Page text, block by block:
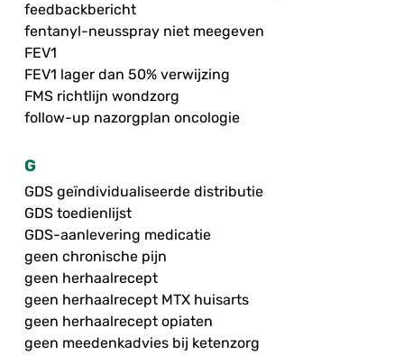
feedbackbericht
fentanyl-neusspray niet meegeven
FEV1
FEV1 lager dan 50% verwijzing
FMS richtlijn wondzorg
follow-up nazorgplan oncologie
G
GDS geïndividualiseerde distributie
GDS toedienlijst
GDS-aanlevering medicatie
geen chronische pijn
geen herhaalrecept
geen herhaalrecept MTX huisarts
geen herhaalrecept opiaten
geen meedenkadvies bij ketenzorg